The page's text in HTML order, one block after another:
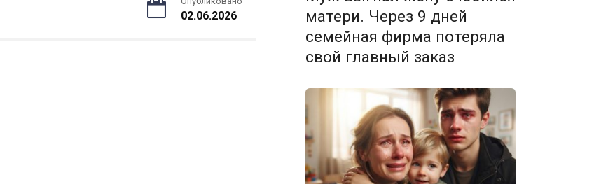
02.06.2026
матери. Через 9 дней
семейная фирма потеряла
свой главный заказ